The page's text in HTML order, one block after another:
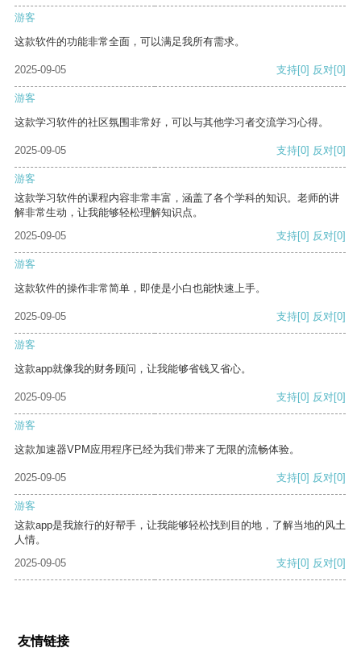
游客
这款软件的功能非常全面，可以满足我所有需求。
2025-09-05 支持[0] 反对[0]
游客
这款学习软件的社区氛围非常好，可以与其他学习者交流学习心得。
2025-09-05 支持[0] 反对[0]
游客
这款学习软件的课程内容非常丰富，涵盖了各个学科的知识。老师的讲
解非常生动，让我能够轻松理解知识点。
2025-09-05
支持[0] 反对[0]
游客
这款软件的操作非常简单，即使是小白也能快速上手。
2025-09-05 支持[0] 反对[0]
游客
这款app就像我的财务顾问，让我能够省钱又省心。
2025-09-05 支持[0] 反对[0]
游客
这款加速器VPM应用程序已经为我们带来了无限的流畅体验。
2025-09-05 支持[0] 反对[0]
游客
这款app是我旅行的好帮手，让我能够轻松找到目的地，了解当地的风土
人情。
2025-09-05
支持[0] 反对[0]
友情链接